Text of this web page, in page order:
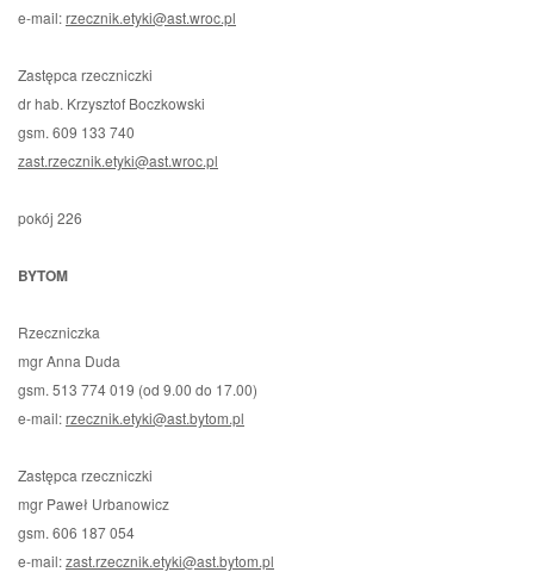
e-mail:rzecznik.etyki@ast.wroc.pl
Zastępca rzeczniczki
dr hab. Krzysztof Boczkowski
gsm. 609 133 740
zast.rzecznik.etyki@ast.wroc.pl
pokój 226
BYTOM
Rzeczniczka
mgr Anna Duda
gsm. 513 774 019 (od 9.00 do 17.00)
e-mail:rzecznik.etyki@ast.bytom.pl
Zastępca rzeczniczki
mgr Paweł Urbanowicz
gsm. 606 187 054
e-mail:zast.rzecznik.etyki@ast.bytom.pl